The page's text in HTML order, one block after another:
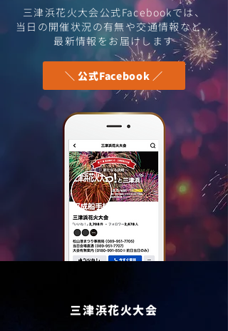
ホームページを公開しま
した
三津浜花火大会公式Facebookでは、
​当日の開催状況の有無や交通情報など、
最新情報をお届けします
＼ 公式Facebook ／
​三津浜花火大会